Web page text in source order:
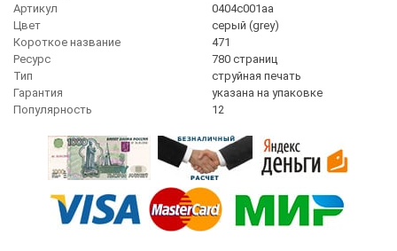
Артикул
0404c001aa
Цвет
серый (grey)
Короткое название
471
Ресурс
780 страниц
Тип
струйная печать
Гарантия
указана на упаковке
Популярность
12